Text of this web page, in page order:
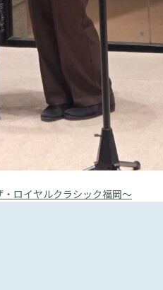
ロイヤルクラシック福岡～